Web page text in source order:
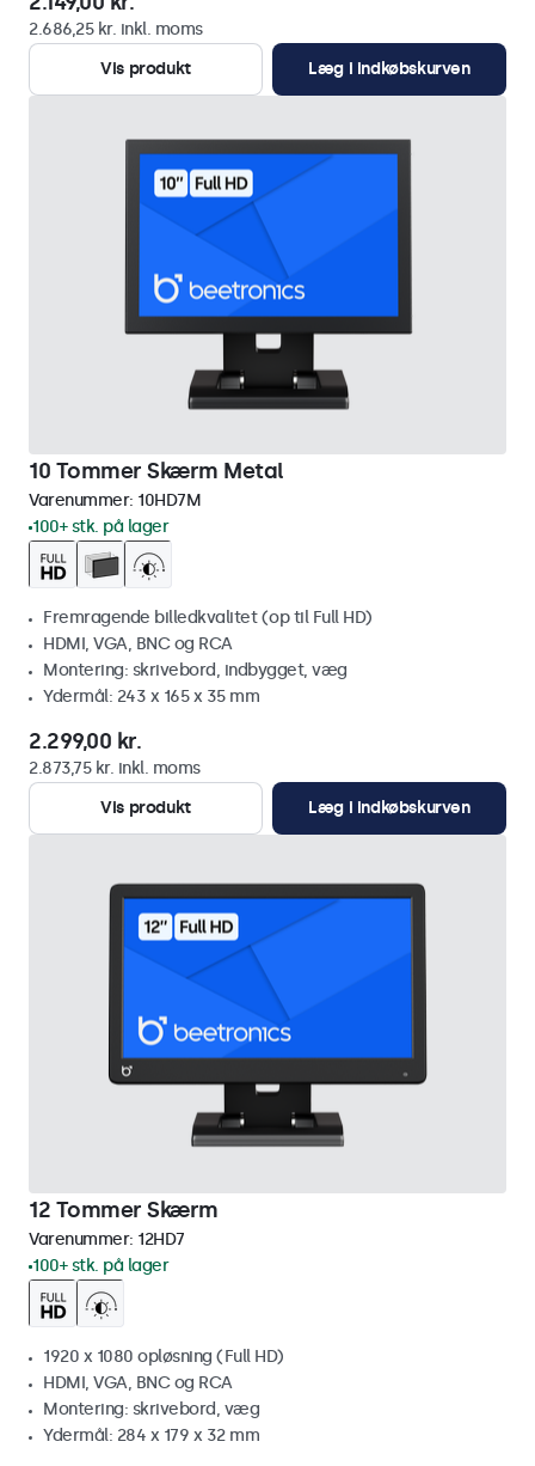
2.686,25 kr. inkl. moms
Vis produkt
Læg i indkøbskurven
10 Tommer Skærm Metal
Varenummer: 10HD7M
100+ stk. på lager
Fremragende billedkvalitet (op til Full HD)
HDMI, VGA, BNC og RCA
Montering: skrivebord, indbygget, væg
Ydermål: 243 x 165 x 35 mm
2.299,00 kr.
2.873,75 kr. inkl. moms
Vis produkt
Læg i indkøbskurven
12 Tommer Skærm
Varenummer: 12HD7
100+ stk. på lager
1920 x 1080 opløsning (Full HD)
HDMI, VGA, BNC og RCA
Montering: skrivebord, væg
Ydermål: 284 x 179 x 32 mm